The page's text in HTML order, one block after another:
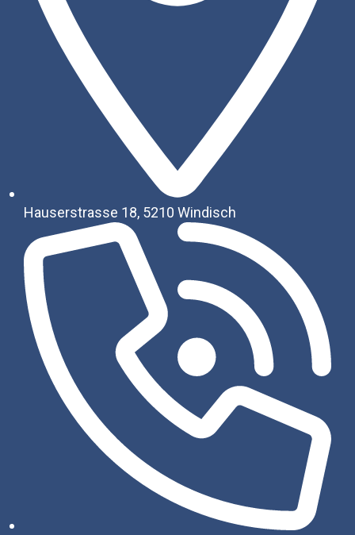
Hauserstrasse 18, 5210 Windisch